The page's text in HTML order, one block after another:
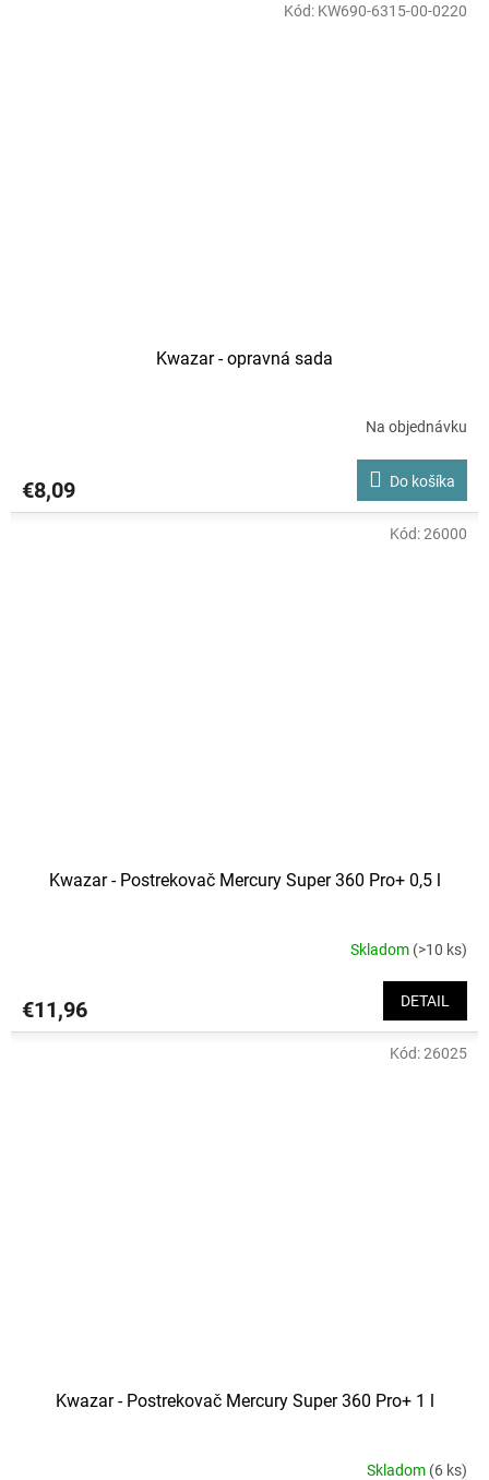
Kwazar - opravná sada
Na objednávku
€8,09 Do košíka
Kód: KW690-6315-00-0220
Kwazar - Postrekovač Mercury Super 360 Pro+ 0,5 l
Skladom (>10 ks)
€11,96 DETAIL
Kód:26000
Kwazar - Postrekovač Mercury Super 360 Pro+ 1 l
Skladom (6 ks)
Kód:26025